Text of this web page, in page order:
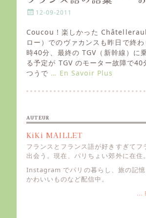
P
s
e
d
o
n
12-09-2011
Coucou ! 楽しかった
ロー）でのヴァカンスも昨日で終
時40分、最終の TGV（新幹線）に
る予定が TGV のモーター故障で40
つうで … En Savoir Plus
AUTEUR
KiKi MAILLET
フランスとフランス語が好きすぎてフ
出会う。現在、パリちょい郊外に在住。
Instagram でパリの暮らし、旅の記
かわいいものなど配信中。
...